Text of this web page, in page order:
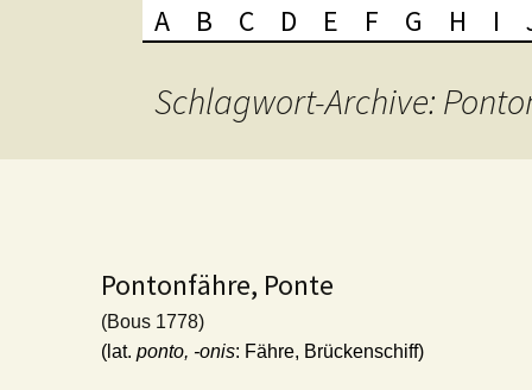
A B C D E F G H I
Schlagwort-Archive:
Pontonfähre, Ponte
(Bous 1778)
(lat. ponto, -onis: Fähre, Brückenschiff)